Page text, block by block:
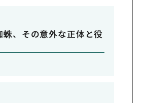
蛛、その意外な正体と役